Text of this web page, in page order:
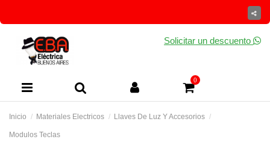
Solicitar un descuento
0
Inicio Materiales Electricos Llaves De Luz Y Accesorios
Modulos Teclas